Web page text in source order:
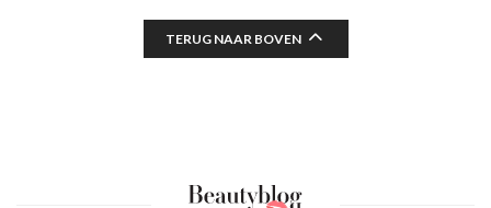
TERUG NAAR BOVEN